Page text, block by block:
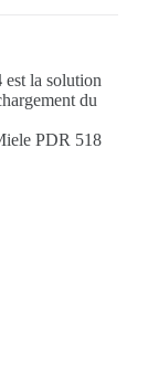
est la solution
du
PDR 518